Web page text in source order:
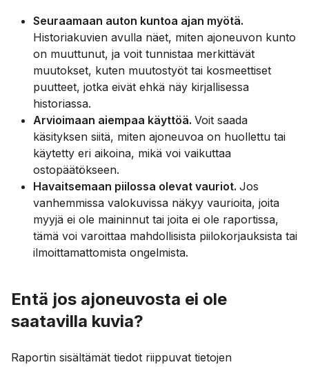
Seuraamaan auton kuntoa ajan myötä.
Historiakuvien avulla näet, miten ajoneuvon kunto
on muuttunut, ja voit tunnistaa merkittävät
muutokset, kuten muutostyöt tai kosmeettiset
puutteet, jotka eivät ehkä näy kirjallisessa
historiassa.
Arvioimaan aiempaa käyttöä. Voit saada
käsityksen siitä, miten ajoneuvoa on huollettu tai
käytetty eri aikoina, mikä voi vaikuttaa
ostopäätökseen.
Havaitsemaan piilossa olevat vauriot. Jos
vanhemmissa valokuvissa näkyy vaurioita, joita
myyjä ei ole maininnut tai joita ei ole raportissa,
tämä voi varoittaa mahdollisista piilokorjauksista tai
ilmoittamattomista ongelmista.
Entä jos ajoneuvosta ei ole
saatavilla kuvia?
Raportin sisältämät tiedot riippuvat tietojen